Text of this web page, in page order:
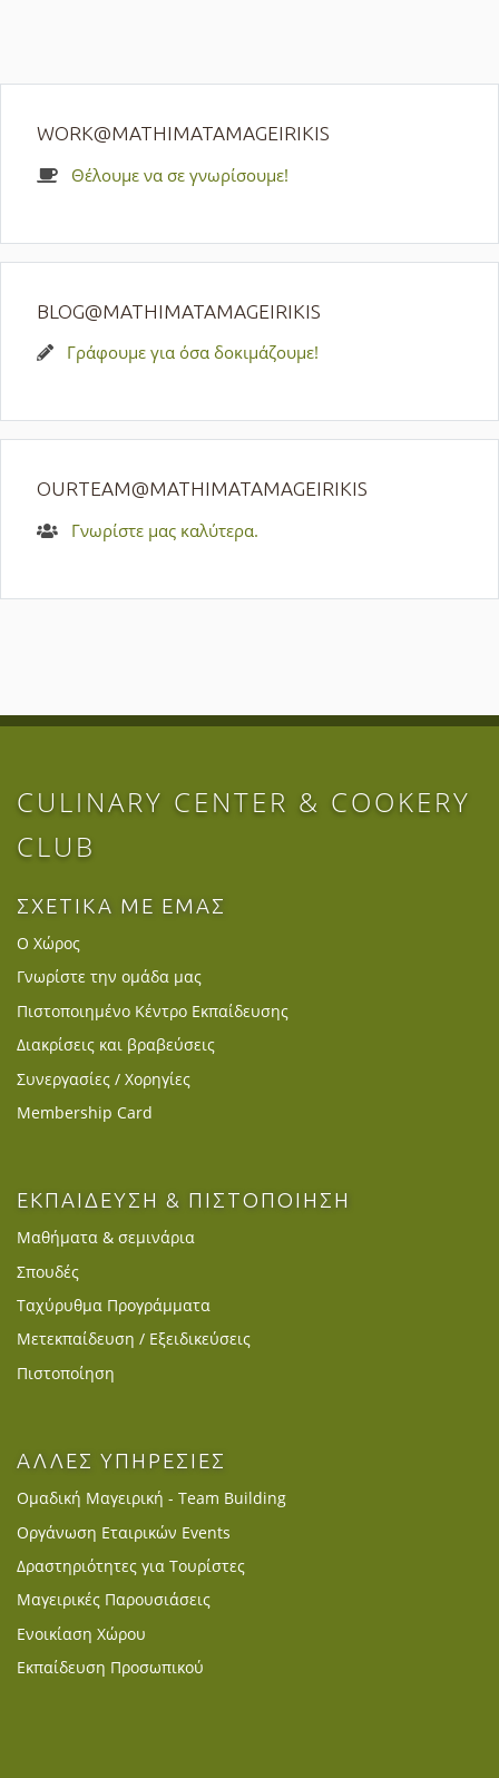
WORK@MATHIMATAMAGEIRIKIS
Θέλουμε να σε γνωρίσουμε!
BLOG@MATHIMATAMAGEIRIKIS
Γράφουμε για όσα δοκιμάζουμε!
OURTEAM@MATHIMATAMAGEIRIKIS
Γνωρίστε μας καλύτερα.
CULINARY CENTER & COOKERY
CLUB
ΣΧΕΤΙΚΑ ΜΕ ΕΜΑΣ
Ο Χώρος
Γνωρίστε την ομάδα μας
Πιστοποιημένο Κέντρο Εκπαίδευσης
Διακρίσεις και βραβεύσεις
Συνεργασίες / Χορηγίες
Membership Card
ΕΚΠΑΙΔΕΥΣΗ & ΠΙΣΤΟΠΟΙΗΣΗ
Μαθήματα & σεμινάρια
Σπουδές
Ταχύρυθμα Προγράμματα
Μετεκπαίδευση / Εξειδικεύσεις
Πιστοποίηση
ΑΛΛΕΣ ΥΠΗΡΕΣΙΕΣ
Ομαδική Μαγειρική - Team Building
Οργάνωση Εταιρικών Events
Δραστηριότητες για Τουρίστες
Μαγειρικές Παρουσιάσεις
Ενοικίαση Χώρου
Εκπαίδευση Προσωπικού